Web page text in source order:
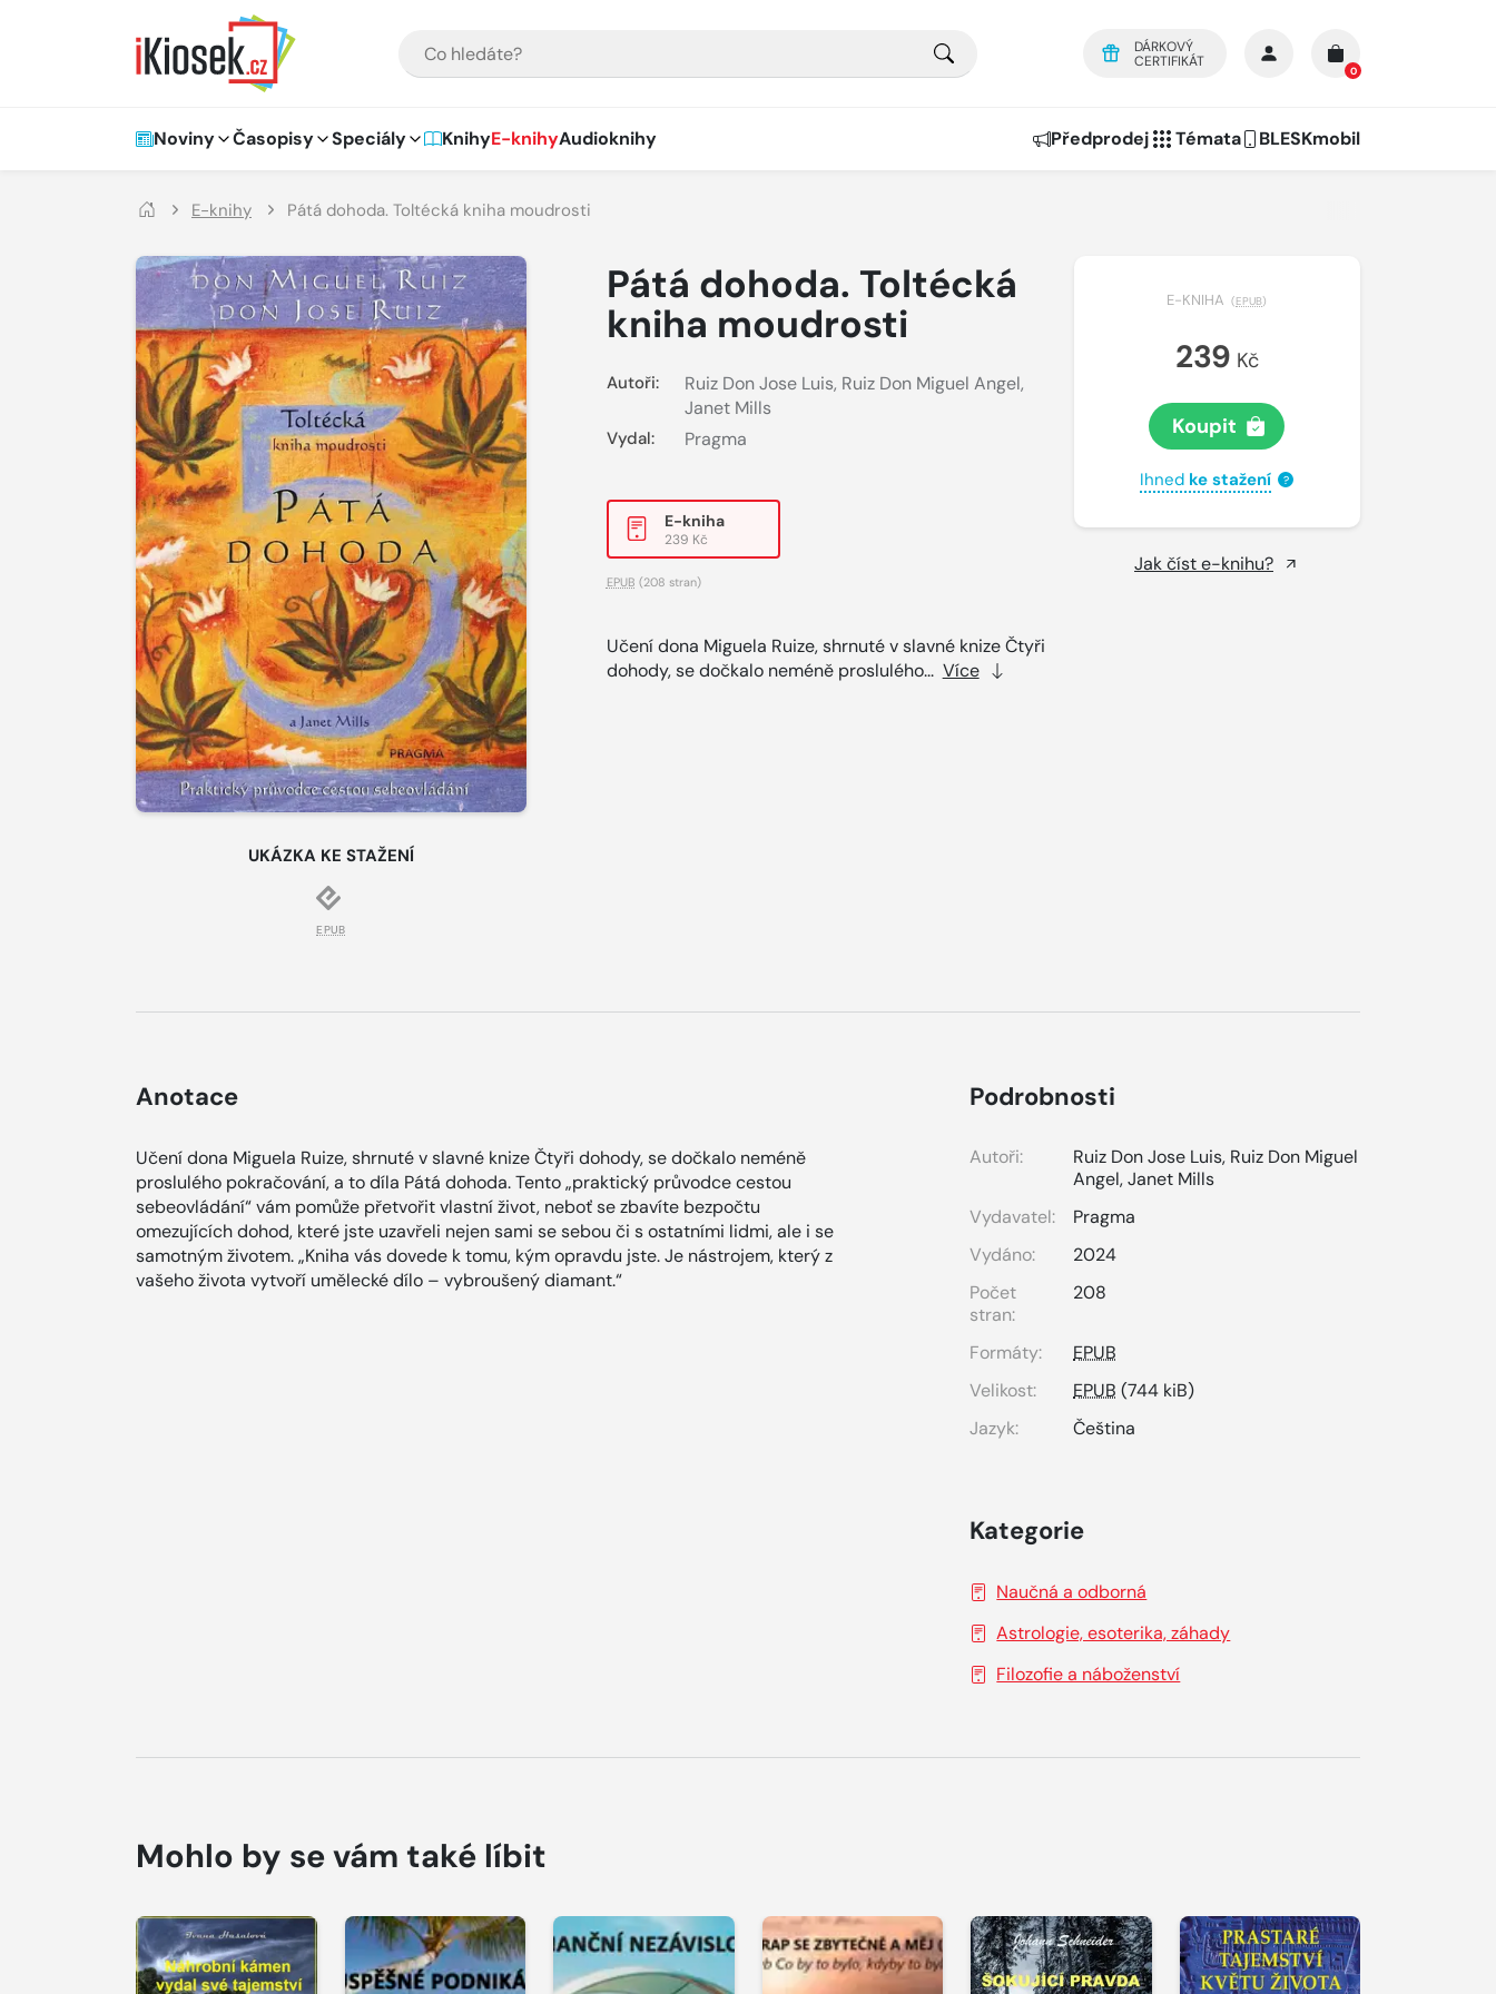
DÁRKOVÝ
CERTIFIKÁT
0
Hlavní navigace
Noviny Časopisy Speciály KnihyE-knihyAudioknihy Předprodej Témata BLESKmobil
E-knihy Pátá dohoda. Toltécká kniha moudrosti
UKÁZKA KE STAŽENÍ
EPUB
Pátá dohoda. Toltécká
kniha moudrosti
Autoři: Ruiz Don Jose Luis, Ruiz Don Miguel Angel,
Janet Mills
Vydal: Pragma
E-kniha
239 Kč
EPUB (208 stran)
Učení dona Miguela Ruize, shrnuté v slavné knize Čtyři
dohody, se dočkalo neméně proslulého... Více
E-KNIHA (EPUB)
239 Kč
Koupit
Ihned ke stažení ?
Jak číst e-knihu?
Anotace
Učení dona Miguela Ruize, shrnuté v slavné knize Čtyři dohody, se dočkalo neméně
proslulého pokračování, a to díla Pátá dohoda. Tento „praktický průvodce cestou
sebeovládání“ vám pomůže přetvořit vlastní život, neboť se zbavíte bezpočtu
omezujících dohod, které jste uzavřeli nejen sami se sebou či s ostatními lidmi, ale i se
samotným životem. „Kniha vás dovede k tomu, kým opravdu jste. Je nástrojem, který z
vašeho života vytvoří umělecké dílo – vybroušený diamant.“
Podrobnosti
Autoři: Ruiz Don Jose Luis, Ruiz Don Miguel
Angel,Janet Mills
Vydavatel:
Pragma
Vydáno:
2024
Počet
stran:
208
Formáty:
EPUB
Velikost:
EPUB (744 kiB)
Jazyk:
Čeština
Kategorie
Naučná a odborná
Astrologie, esoterika, záhady
Filozofie a náboženství
Mohlo by se vám také líbit